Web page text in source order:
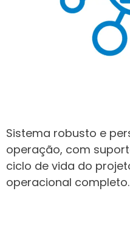
Sistema robusto e
operação, com
ciclo de vida do
operacional completo.